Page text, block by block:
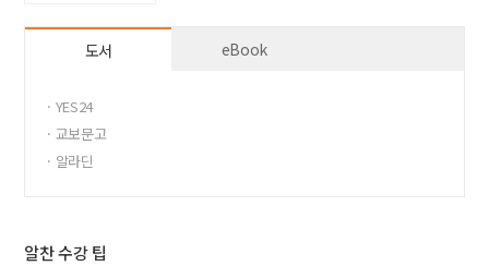
도서 eBook
· YES24
· 교보문고
· 알라딘
알찬 수강 팁